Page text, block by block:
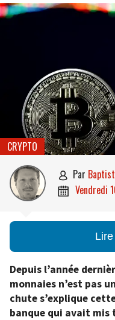
CRYPTO
 par
 vendredi
Depuis l’année
monnaies n’est pas
chute s’explique
banque qui avait mis